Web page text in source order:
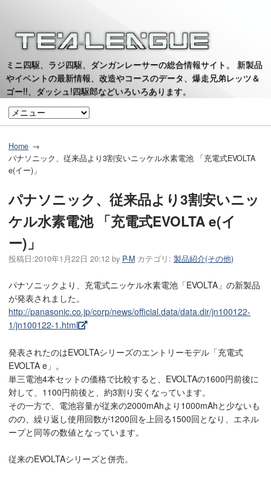
ミニ四駆、ラジ四駆、ダンガンレーサーの総合情報サイト。 新製品
やイベントの最新情報、改造やコースのデータ、爆走兄弟レッツ＆
ゴー!!、ダッシュ!四駆郎などいろいろあります。
Home
パナソニック、従来品より3割安いニッケル水素電池 「充電式EVOLTA
e(イー)」
パナソニック、従来品より3割安いニッ
ケル水素電池 「充電式EVOLTA e(イ
ー)」
投稿日:2010年1月22日 20:12 by P-M カテゴリ: 製品紹介(その他)
パナソニックより、充電式ニッケル水素電池「EVOLTA」の新製品
が発表されました。
http://panasonic.co.jp/corp/news/official.data/data.dir/jn100122-
1/jn100122-1.html
発表されたのはEVOLTAシリーズのエントリーモデル「充電式
EVOLTA e」。
単三電池4本セットの価格で比較すると、EVOLTAの1600円前後に
対して、1100円前後と、約3割り安くなっています。
その一方で、電池容量が従来の2000mAhより1000mAhと少ないも
のの、繰り返し使用回数が1200回を上回る1500回となり、エネル
ープと同等の数値となっています。
従来のEVOLTAシリーズと併売。